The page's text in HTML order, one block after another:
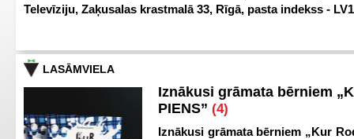
Televīziju, Zaķusalas krastmalā 33, Rīgā, pasta indekss -
LASĀMVIELA
Iznākusi grāmata bērniem
PIENS” (4)
Iznākusi grāmata bērniem „Kur